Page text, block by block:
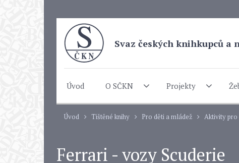
Svaz českých knihkupců a
Úvod O SČKN Projekty
Úvod Tištěné knihy Pro děti a mládež Aktivity pro
Ferrari - vozy Scuderie